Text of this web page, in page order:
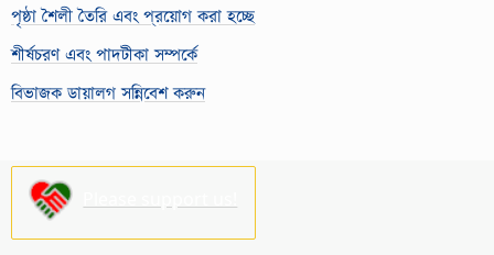
পৃষ্ঠা শৈলী তৈরি এবং প্রয়োগ করা হচ্ছে
শীর্ষচরণ এবং পাদটীকা সম্পর্কে
বিভাজক ডায়ালগ সন্নিবেশ করুন